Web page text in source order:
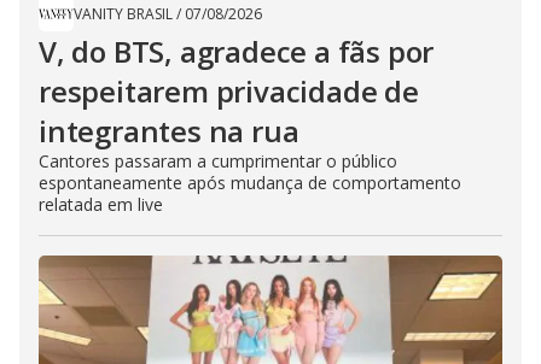
VANITY BRASIL/ 07/08/2026
V, do BTS, agradece a fãs por
respeitarem privacidade de
integrantes na rua
Cantores passaram a cumprimentar o público
espontaneamente após mudança de comportamento
relatada em live